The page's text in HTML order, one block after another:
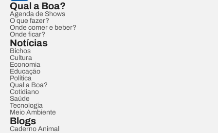
Qual a Boa?
Agenda de Shows
O que fazer?
Onde comer e beber?
Onde ficar?
Notícias
Bichos
Cultura
Economia
Educação
Política
Qual a Boa?
Cotidiano
Saúde
Tecnologia
Meio Ambiente
Blogs
Caderno Animal